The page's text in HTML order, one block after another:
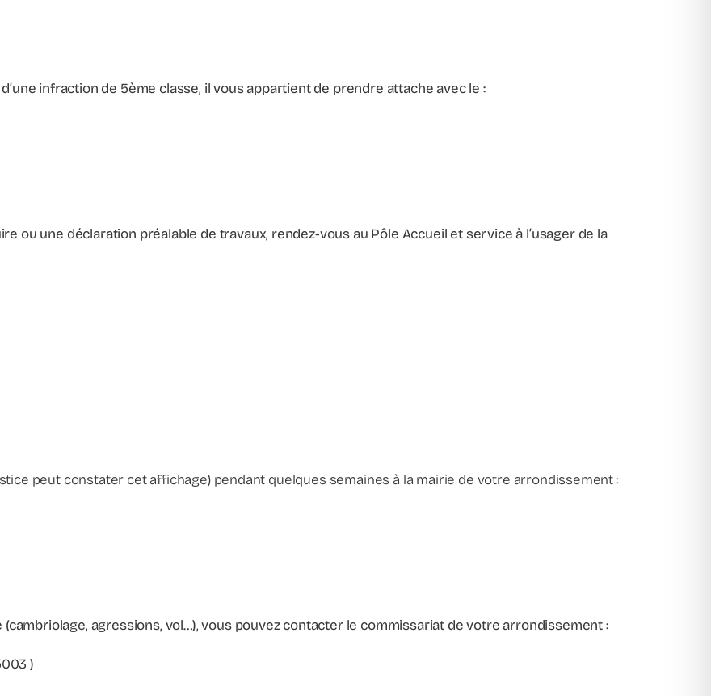
infraction de 5ème classe, il vous appartient de prendre attache avec le :
ou une déclaration préalable de travaux, rendez-vous au Pôle Accueil et service à l’usager de la
peut constater cet affichage) pendant quelques semaines à la mairie de votre arrondissement :
agressions, vol…), vous pouvez contacter le commissariat de votre arrondissement :
)